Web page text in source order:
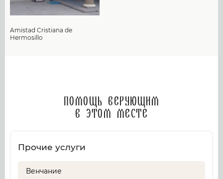
Amistad Cristiana de
Hermosillo
Помощь верующим
в этом месте
Прочие услуги
Венчание